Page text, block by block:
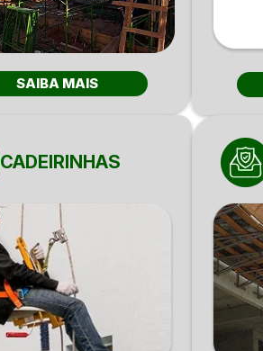
SAIBA MAIS
CADEIRINHAS